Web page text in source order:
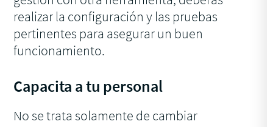
realizar la configuración y las pruebas
pertinentes para asegurar un buen
funcionamiento.
Capacita a tu personal
No se trata solamente de cambiar